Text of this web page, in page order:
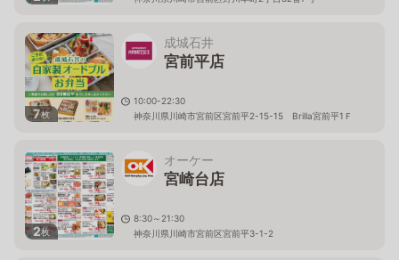
7枚
成城石井
宮前平店
10:00-22:30
神奈川県川崎市宮前区宮前平2-15-15 Brilla宮前平1Ｆ
2枚
オーケー
宮崎台店
8:30～21:30
神奈川県川崎市宮前区宮前平3-1-2